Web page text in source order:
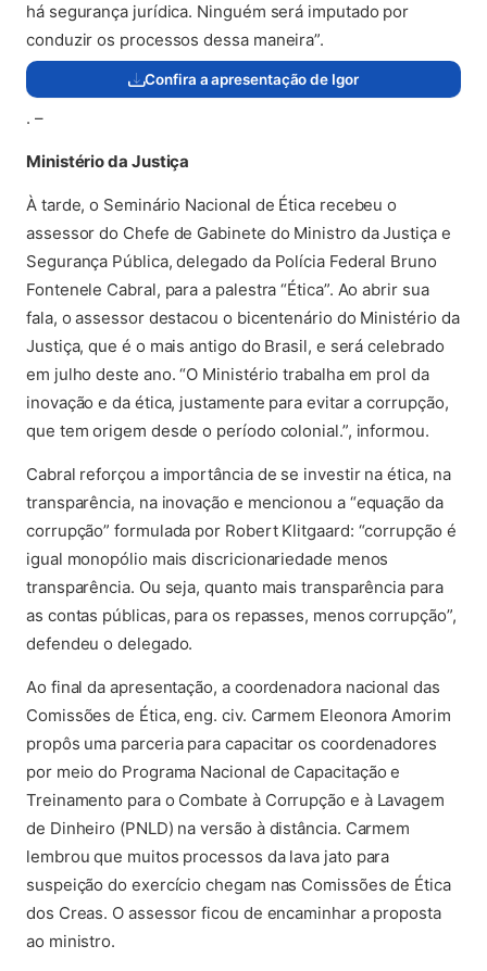
há segurança jurídica. Ninguém será imputado por
conduzir os processos dessa maneira”.
Confira a apresentação de Igor
(abre em nova aba)
. –
Ministério da Justiça
À tarde, o Seminário Nacional de Ética recebeu o
assessor do Chefe de Gabinete do Ministro da Justiça e
Segurança Pública, delegado da Polícia Federal Bruno
Fontenele Cabral, para a palestra “Ética”. Ao abrir sua
fala, o assessor destacou o bicentenário do Ministério da
Justiça, que é o mais antigo do Brasil, e será celebrado
em julho deste ano. “O Ministério trabalha em prol da
inovação e da ética, justamente para evitar a corrupção,
que tem origem desde o período colonial.”, informou.
Cabral reforçou a importância de se investir na ética, na
transparência, na inovação e mencionou a “equação da
corrupção” formulada por Robert Klitgaard: “corrupção é
igual monopólio mais discricionariedade menos
transparência. Ou seja, quanto mais transparência para
as contas públicas, para os repasses, menos corrupção”,
defendeu o delegado.
Ao final da apresentação, a coordenadora nacional das
Comissões de Ética, eng. civ. Carmem Eleonora Amorim
propôs uma parceria para capacitar os coordenadores
por meio do Programa Nacional de Capacitação e
Treinamento para o Combate à Corrupção e à Lavagem
de Dinheiro (PNLD) na versão à distância. Carmem
lembrou que muitos processos da lava jato para
suspeição do exercício chegam nas Comissões de Ética
dos Creas. O assessor ficou de encaminhar a proposta
ao ministro.